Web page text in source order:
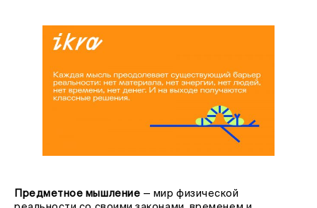
Предметное мышление — мир физической